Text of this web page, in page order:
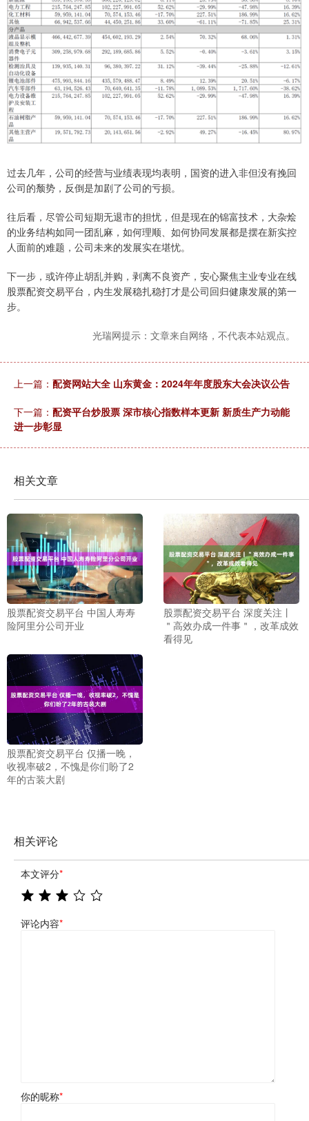
过去几年，公司的经营与业绩表现均表明，国资的进入非但没有挽回
公司的颓势，反倒是加剧了公司的亏损。
往后看，尽管公司短期无退市的担忧，但是现在的锦富技术，大杂烩
的业务结构如同一团乱麻，如何理顺、如何协同发展都是摆在新实控
人面前的难题，公司未来的发展实在堪忧。
下一步，或许停止胡乱并购，剥离不良资产，安心聚焦主业专业在线
股票配资交易平台，内生发展稳扎稳打才是公司回归健康发展的第一
步。
光瑞网提示：文章来自网络，不代表本站观点。
上一篇： 配资网站大全 山东黄金：2024年年度股东大会决议公告
下一篇： 配资平台炒股票 深市核心指数样本更新 新质生产力动能
进一步彰显
相关文章
股票配资交易平台 中国人寿寿
险阿里分公司开业
股票配资交易平台 深度关注丨
＂高效办成一件事＂，改革成效
看得见
股票配资交易平台 仅播一晚，
收视率破2，不愧是你们盼了2
年的古装大剧
相关评论
本文评分*
评论内容*
你的昵称*